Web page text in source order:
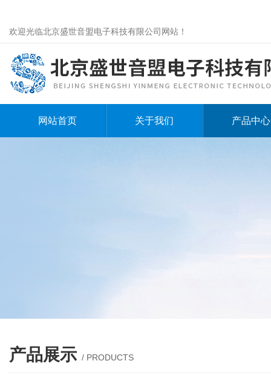
欢迎光临北京盛世音盟电子科技有限公司网站！
网站首页 关于我们 产品中心
产品展示 / PRODUCTS